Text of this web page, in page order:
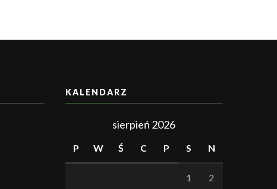
KALENDARZ
sierpień 2026
P W Ś C P S N
1 2